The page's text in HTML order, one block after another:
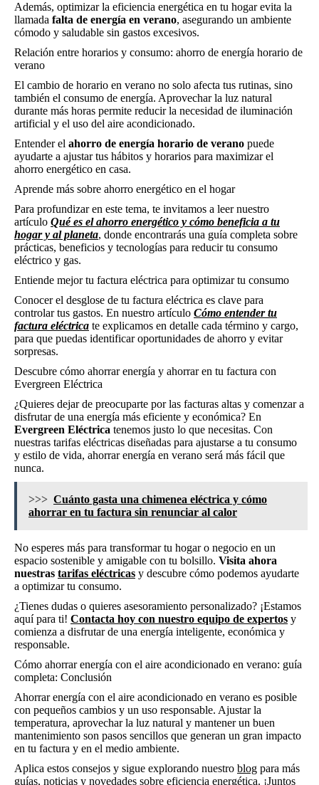
Además, optimizar la eficiencia energética en tu hogar evita la
llamada falta de energía en verano, asegurando un ambiente
cómodo y saludable sin gastos excesivos.
Relación entre horarios y consumo: ahorro de energía horario de
verano
El cambio de horario en verano no solo afecta tus rutinas, sino
también el consumo de energía. Aprovechar la luz natural
durante más horas permite reducir la necesidad de iluminación
artificial y el uso del aire acondicionado.
Entender el ahorro de energía horario de verano puede
ayudarte a ajustar tus hábitos y horarios para maximizar el
ahorro energético en casa.
Aprende más sobre ahorro energético en el hogar
Para profundizar en este tema, te invitamos a leer nuestro
artículo Qué es el ahorro energético y cómo beneficia a tu
hogar y al planeta, donde encontrarás una guía completa sobre
prácticas, beneficios y tecnologías para reducir tu consumo
eléctrico y gas.
Entiende mejor tu factura eléctrica para optimizar tu consumo
Conocer el desglose de tu factura eléctrica es clave para
controlar tus gastos. En nuestro artículo Cómo entender tu
factura eléctrica te explicamos en detalle cada término y cargo,
para que puedas identificar oportunidades de ahorro y evitar
sorpresas.
Descubre cómo ahorrar energía y ahorrar en tu factura con
Evergreen Eléctrica
¿Quieres dejar de preocuparte por las facturas altas y comenzar a
disfrutar de una energía más eficiente y económica? En
Evergreen Eléctrica tenemos justo lo que necesitas. Con
nuestras tarifas eléctricas diseñadas para ajustarse a tu consumo
y estilo de vida, ahorrar energía en verano será más fácil que
nunca.
>>> Cuánto gasta una chimenea eléctrica y cómo
ahorrar en tu factura sin renunciar al calor
No esperes más para transformar tu hogar o negocio en un
espacio sostenible y amigable con tu bolsillo. Visita ahora
nuestras tarifas eléctricas y descubre cómo podemos ayudarte
a optimizar tu consumo.
¿Tienes dudas o quieres asesoramiento personalizado? ¡Estamos
aquí para ti! Contacta hoy con nuestro equipo de expertos y
comienza a disfrutar de una energía inteligente, económica y
responsable.
Cómo ahorrar energía con el aire acondicionado en verano: guía
completa: Conclusión
Ahorrar energía con el aire acondicionado en verano es posible
con pequeños cambios y un uso responsable. Ajustar la
temperatura, aprovechar la luz natural y mantener un buen
mantenimiento son pasos sencillos que generan un gran impacto
en tu factura y en el medio ambiente.
Aplica estos consejos y sigue explorando nuestro blog para más
guías, noticias y novedades sobre eficiencia energética. ¡Juntos